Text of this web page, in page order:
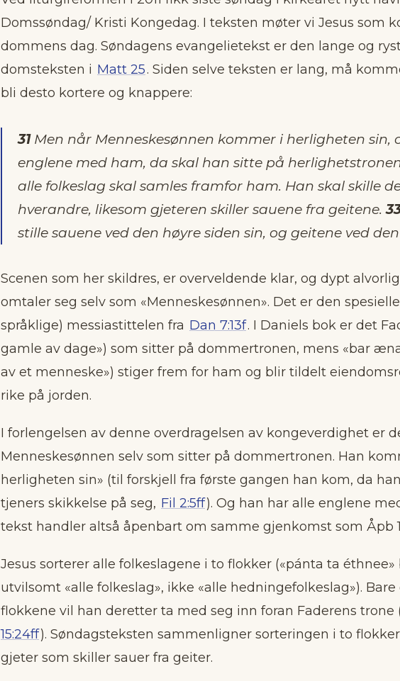
Domssøndag/ Kristi Kongedag. I teksten møter vi Jesus som
dommens dag. Søndagens evangelietekst er den lange og
domsteksten i Matt 25. Siden selve teksten er lang, må
bli desto kortere og knappere:
31Men når Menneskesønnen kommer i herligheten sin,
englene med ham, da skal han sitte på
alle folkeslag skal samles framfor ham. Han skal skille
hverandre, likesom gjeteren skiller sauene fra geitene.
stille sauene ved den høyre siden sin, og geitene ved
Scenen som her skildres, er overveldende klar, og dypt
omtaler seg selv som «Menneskesønnen». Det er den
språklige) messiastittelen fra Dan 7:13f. I Daniels bok er det
gamle av dage») som sitter på dommertronen, mens «bar
av et menneske») stiger frem for ham og blir tildelt
rike på jorden.
I forlengelsen av denne overdragelsen av kongeverdighet er
Menneskesønnen selv som sitter på dommertronen. Han
herligheten sin» (til forskjell fra første gangen han kom, da
tjeners skikkelse på seg, Fil 2:5ff). Og han har alle englene
tekst handler altså åpenbart om samme gjenkomst som Åpb
Jesus sorterer alle folkeslagene i to flokker («pánta ta éthnee»
utvilsomt «alle folkeslag», ikke «alle hedningefolkeslag»).
flokkene vil han deretter ta med seg inn foran Faderens trone
15:24ff). Søndagsteksten sammenligner sorteringen i to
gjeter som skiller sauer fra geiter.